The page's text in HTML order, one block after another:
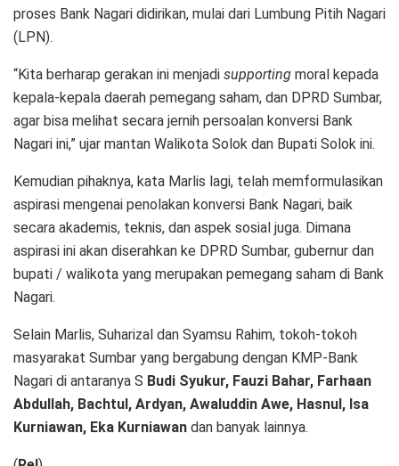
proses Bank Nagari didirikan, mulai dari Lumbung Pitih Nagari
(LPN).
“Kita berharap gerakan ini menjadi supporting moral kepada
kepala-kepala daerah pemegang saham, dan DPRD Sumbar,
agar bisa melihat secara jernih persoalan konversi Bank
Nagari ini,” ujar mantan Walikota Solok dan Bupati Solok ini.
Kemudian pihaknya, kata Marlis lagi, telah memformulasikan
aspirasi mengenai penolakan konversi Bank Nagari, baik
secara akademis, teknis, dan aspek sosial juga. Dimana
aspirasi ini akan diserahkan ke DPRD Sumbar, gubernur dan
bupati / walikota yang merupakan pemegang saham di Bank
Nagari.
Selain Marlis, Suharizal dan Syamsu Rahim, tokoh-tokoh
masyarakat Sumbar yang bergabung dengan KMP-Bank
Nagari di antaranya S Budi Syukur, Fauzi Bahar, Farhaan
Abdullah, Bachtul, Ardyan, Awaluddin Awe, Hasnul, Isa
Kurniawan, Eka Kurniawan dan banyak lainnya.